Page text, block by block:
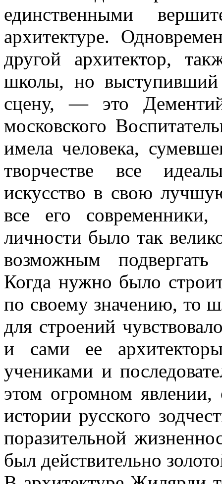
единственными
архитектуре.
другой архитектор,
школы, но
сцену, — это
московского
имела человека,
творчестве все
искусство в свою
все его современники,
личности было так
возможным
Когда нужно было
по своему значению, то
для строений
и сами ее
учениками и
этом огромном
истории русского
поразительной
был действительно